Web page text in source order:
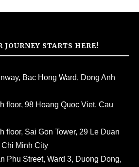
STARTS HERE!
Bac Hong Ward, Dong Anh
floor, 98 Hoang Quoc Viet, Cau
floor, Sai Gon Tower, 29 Le Duan
Chi Minh City
Phu Street, Ward 3, Duong Dong,